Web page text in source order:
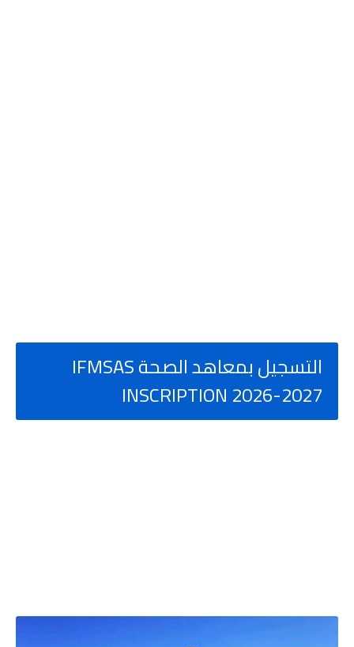
التسجيل بمعاهد الصحة IFMSAS
INSCRIPTION 2026-2027